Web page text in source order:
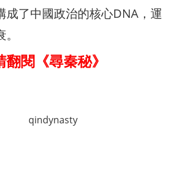
成了中國政治的核心DNA，運
閱《尋秦秘》